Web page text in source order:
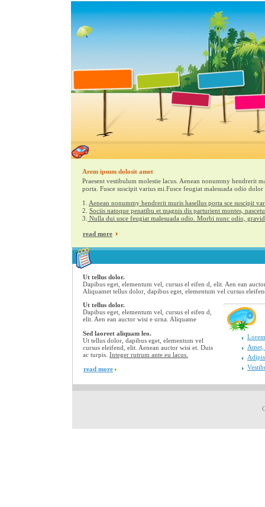
Arem ipsum dolosit amet
Praesent vestibulum molestie lacus. Aenean nonummy hendrerit
porta. Fusce suscipit varius mi.Fusce feugiat malesuada odio dolor
1. Aenean nonummy hendrerit muris hasellus porta sce suscipit
2. Sociis natoque penatibu et magnis dis parturient montes,
3. Nulla dui usce feugiat malesuada odio. Morbi nunc odio,
read more
Ut tellus dolor.
Dapibus eget, elementum vel, cursus el eifen d, elit. Aen ean
Aliquamet tellus dolor, dapibus eget, elementum vel cursus
Ut tellus dolor.
Dapibus eget, elementum vel, cursus el eifen d,
elit. Aen ean auctor wisi e urna. Aliquame
Sed laoreet aliquam leo.
Ut tellus dolor, dapibus eget, elementum vel
cursus eleifend, elit. Aenean auctor wisi et. Duis
ac turpis. Integer rutrum ante eu lacus.
read more
Amet,